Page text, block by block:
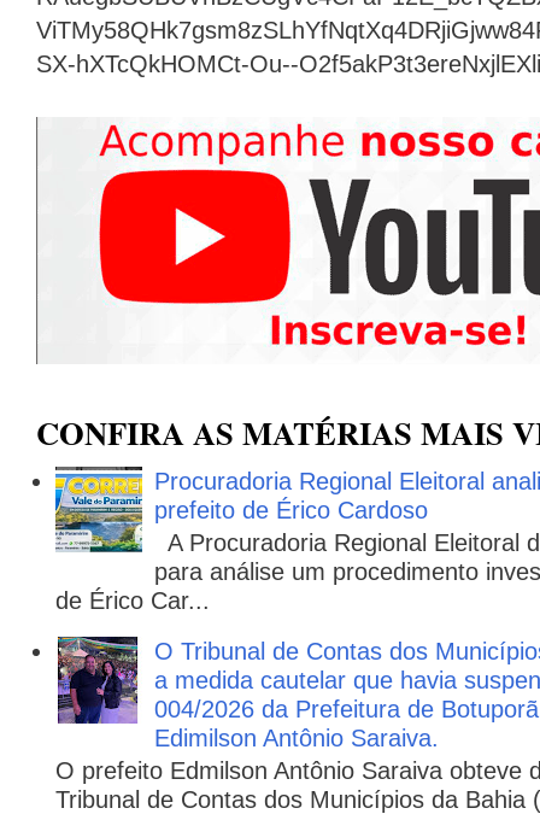
SX-hXTcQkHOMCt-Ou--
CONFIRA AS MATÉRIAS MAIS
Procuradoria Regional Eleitoral
prefeito de Érico Cardoso
A Procuradoria Regional Eleitoral
para análise um procedimento
de Érico Car...
O Tribunal de Contas dos
a medida cautelar que havia
004/2026 da Prefeitura de
Edimilson Antônio Saraiva.
O prefeito Edmilson Antônio Saraiva obteve
Tribunal de Contas dos Municípios da Bahia